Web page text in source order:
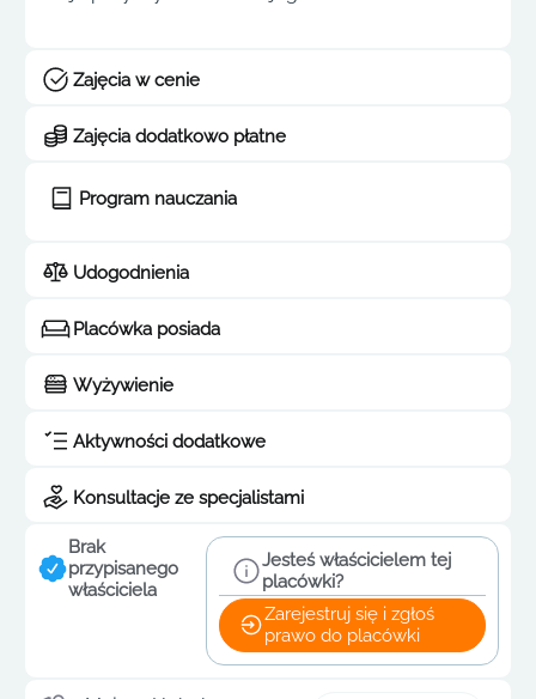
Zajęcia w cenie
Zajęcia dodatkowo płatne
Program nauczania
Udogodnienia
Placówka posiada
Wyżywienie
Aktywności dodatkowe
Konsultacje ze specjalistami
Brak
przypisanego
właściciela
Jesteś właścicielem tej
placówki?
Zarejestruj się i zgłoś
prawo do placówki